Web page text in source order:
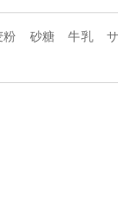
粉 砂糖 牛乳 サ